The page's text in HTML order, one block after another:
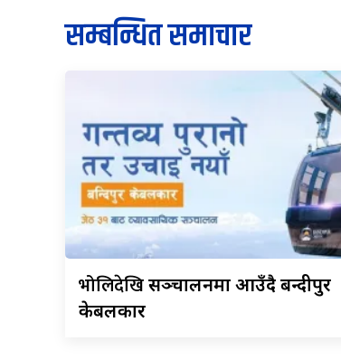
सम्बन्धित समाचार
भोलिदेखिसञ्चालनमा आउँदै बन्दीपुर
केबलकार